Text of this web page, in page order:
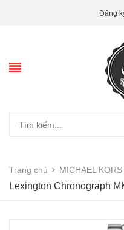
Đăng
Trang chủ MICHAEL KORS
Lexington Chronograph